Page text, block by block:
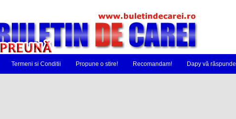
Termeni si Conditii Propune o stire! Recomandam! Dapy vă răspunde